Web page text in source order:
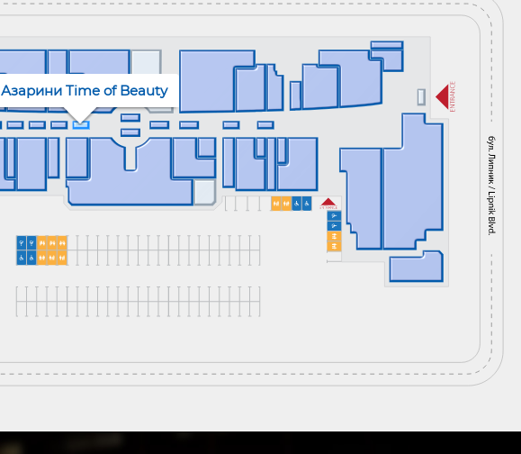
Азарини Time of Beauty